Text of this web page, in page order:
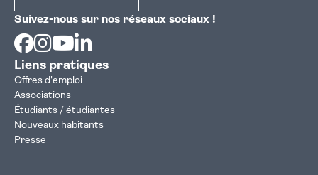
Suivez-nous sur nos réseaux sociaux !
Facebook
Instagram
Youtube
Liens pratiques
Offres d'emploi
Associations
Étudiants / étudiantes
Nouveaux habitants
Presse